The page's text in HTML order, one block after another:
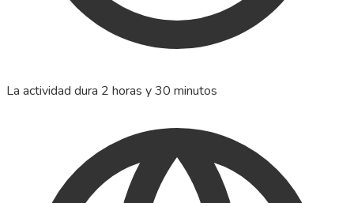
La actividad dura 2 horas y 30 minutos